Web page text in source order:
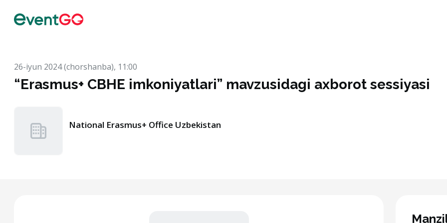
26-iyun 2024 (chorshanba), 11:00
“Erasmus+ CBHE imkoniyatlari” mavzusidagi axborot sessiyasi
National Erasmus+ Office Uzbekistan